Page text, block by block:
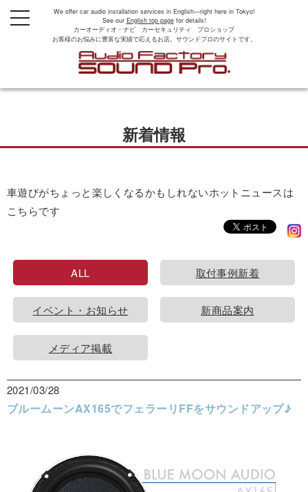
We offer car audio installation services in English—right here in Tokyo!
See our English top pagefor details!
カーオーディオ・ナビ カーセキュリティ プロショップ
お客様のお悩みに豊富な実績で応えるお店。サウンドプロのサイトです。
t
o
a
i
新着情報
車遊びがちょっと楽しくなるかもしれないホットニュースは
こちらです
ALL 取付事例新着
イベント・お知らせ 新商品案内
メディア掲載
2021/03/28
ブルームーンAX165でフェラーリFFをサウンドアップ♪